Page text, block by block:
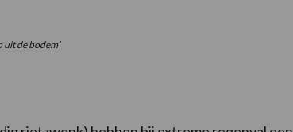
de bodem’